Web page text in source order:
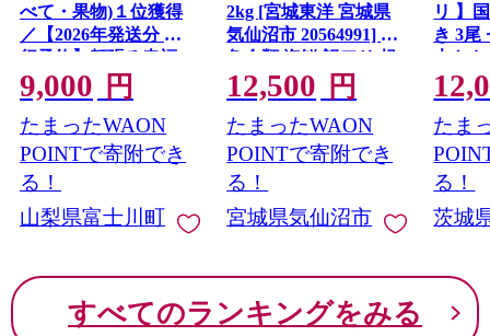
べて・果物)１位獲得
／【2026年発送分 先
行予約】頬張る幸福
感 〜緑の宝石・ シ
ャインマスカット 〜
１ｋｇ以上（２〜３
房） フルーツ 山梨県
産 果物 くだもの シャ
イン マスカット ぶど
う ブドウ 葡萄 大粒 種
9000円 九千円
9,000 円
たまったWAON
POINTで寄附でき
る！
山梨県富士川町
2kg [宮城東洋 宮城県
気仙沼市 20564991] 鮭
魚介類 海鮮 訳アリ 規
格外 不揃い さけ サケ
鮭切身 シャケ 切り身
冷凍 家庭用 おかず 弁
当 支援 サーモン 銀鮭
切り身 魚 わけあり
12,500 円
たまったWAON
POINTで寄附でき
る！
宮城県気仙沼市
リ 】
き 3尾
大き
レ・
鰻 ふ
な重
茨城
と納
たま
る！
茨城
すべてのランキングをみる